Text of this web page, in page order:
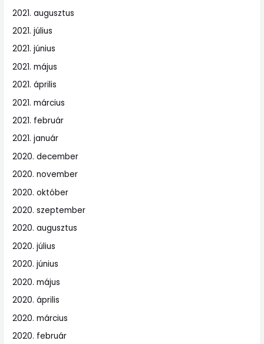
2021. augusztus
2021. július
2021. június
2021. május
2021. április
2021. március
2021. február
2021. január
2020. december
2020. november
2020. október
2020. szeptember
2020. augusztus
2020. július
2020. június
2020. május
2020. április
2020. március
2020. február